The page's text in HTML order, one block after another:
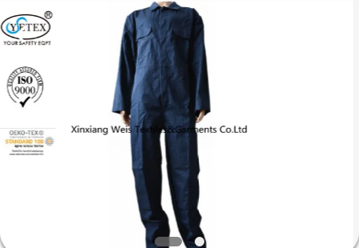
ΣΠΊΤΙ
ΠΡΟΪΌΝΤΑ
Weis
Textiles&Garments
Co.Ltd.
All